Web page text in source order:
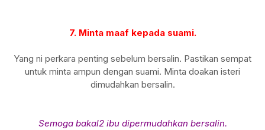
7. Minta maaf kepada suami.
Yang ni perkara penting sebelum bersalin. Pastikan sempat
untuk minta ampun dengan suami. Minta doakan isteri
dimudahkan bersalin.
Semoga bakal2 ibu dipermudahkan bersalin.